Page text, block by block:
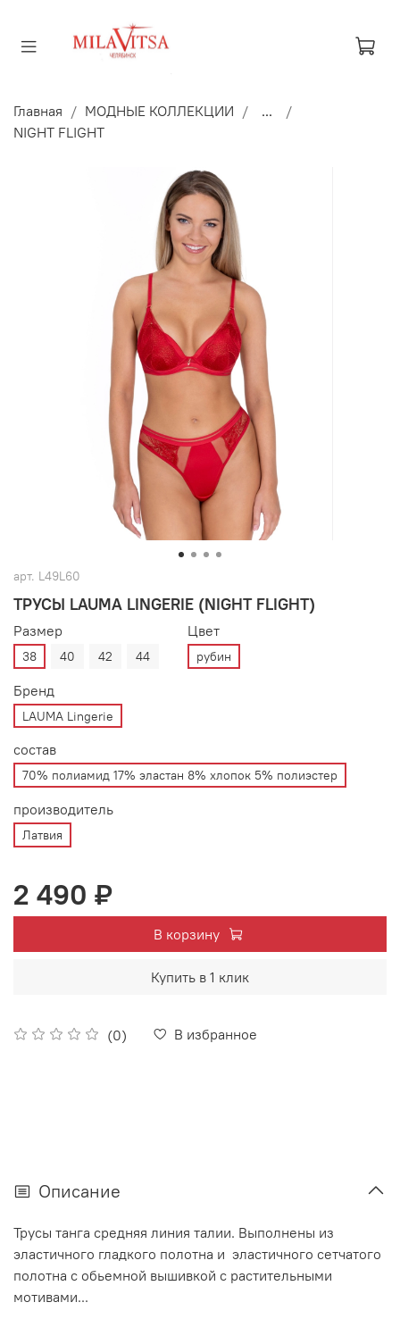
Главная МОДНЫЕ КОЛЛЕКЦИИ
...
NIGHT FLIGHT
арт. L49L60
ТРУСЫ LAUMA LINGERIE (NIGHT FLIGHT)
(0) В избранное
Размер
38 40 42 44
Цвет
рубин
Бренд
LAUMA Lingerie
состав
70% полиамид 17% эластан 8% хлопок 5% полиэстер
производитель
Латвия
2 490 ₽
В корзину
Купить в 1 клик
Описание
Трусы танга средняя линия талии. Выполнены из
эластичного гладкого полотна и эластичного сетчатого
полотна с обьемной вышивкой с растительными
мотивами...